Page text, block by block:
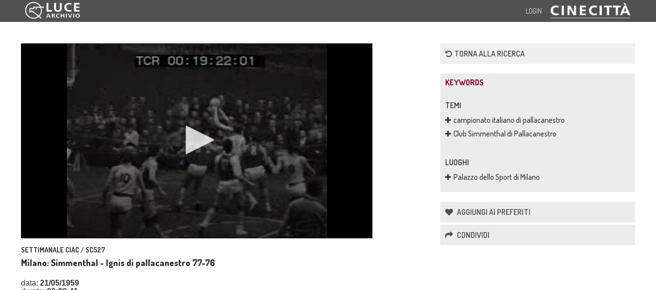
LOGIN
SETTIMANALE CIAC / SC527
Milano: Simmenthal - Ignis di pallacanestro 77-76
data: 21/05/1959
TORNA ALLA RICERCA
KEYWORDS
TEMI
campionato italiano di pallacanestro
Club Simmenthal di Pallacanestro
LUOGHI
Palazzo dello Sport di Milano
AGGIUNGI AI PREFERITI
CONDIVIDI